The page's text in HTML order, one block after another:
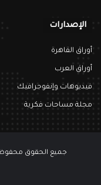
الإصدارات
أوراق القاهرة
أوراق العرب
فيديوهات وإنفوجرافيك
مجلة مساحات فكرية
جميع الحقوق محفوظة © 2026 مركز رع للدراسات